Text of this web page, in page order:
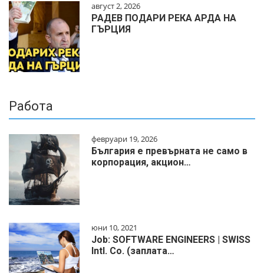
август 2, 2026
РАДЕВ ПОДАРИ РЕКА АРДА НА
ГЪРЦИЯ
Работа
февруари 19, 2026
България е превърната не само в
корпорация, акцион…
юни 10, 2021
Job: SOFTWARE ENGINEERS | SWISS
Intl. Co. (заплата…